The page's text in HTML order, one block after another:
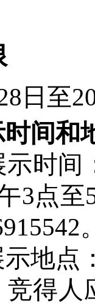
8 日至
间和
示时
3点至
示地
得人